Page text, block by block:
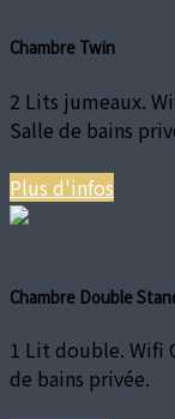
Chambre Twin
2 Lits jumeaux.
Salle de bains
Plus d'infos
Chambre Double
1 Lit double. Wifi
de bains privée.